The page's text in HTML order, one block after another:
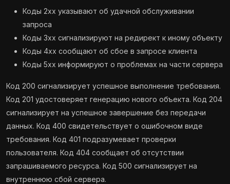
Коды 2xx указывают об удачной обслуживании
запроса
Коды 3xx сигнализируют на редирект к иному объекту
Коды 4xx сообщают об сбое в запросе клиента
Коды 5xx информируют о проблемах на части сервера
Код 200 сигнализирует успешное выполнение требования.
Код 201 удостоверяет генерацию нового объекта. Код 204
сигнализирует на успешное завершение без передачи
данных. Код 400 свидетельствует о ошибочном виде
требования. Код 401 подразумевает проверки
пользователя. Код 404 сообщает об отсутствии
запрашиваемого ресурса. Код 500 сигнализирует на
внутреннюю сбой сервера.